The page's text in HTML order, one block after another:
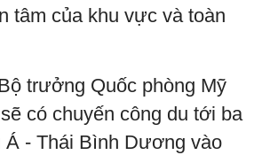
tâm của khu vực và toàn
trưởng Quốc phòng Mỹ
có chuyến công du tới ba
Á - Thái Bình Dương vào